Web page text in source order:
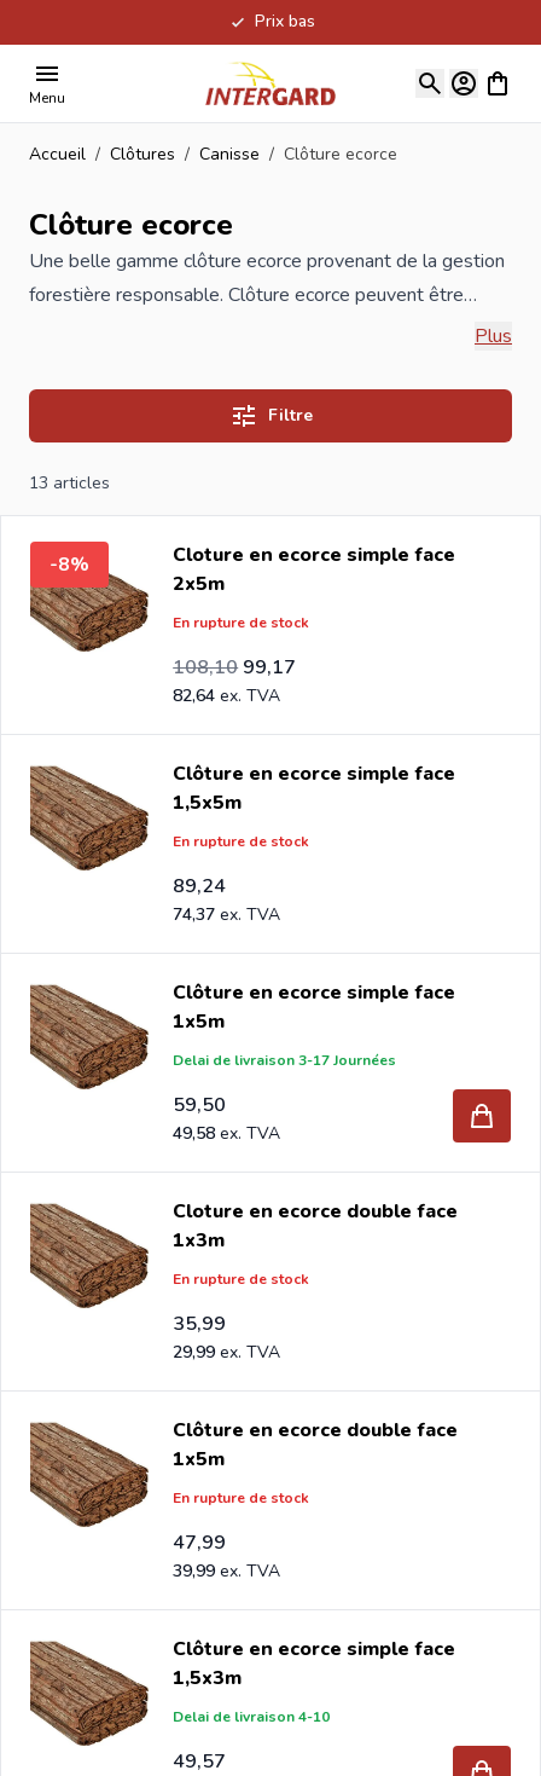
Prix bas
Menu
Voir
Accueil / Clôtures / Canisse / Clôture ecorce
Clôture ecorce
Une belle gamme clôture ecorce provenant de la gestion
forestière responsable. Clôture ecorce peuvent être
rapidement et facilement pour séparation naturelle du
Si vous commandez vos nouvelles clôtures ecorce chez
plus large gamme.
Si vous êtes grossiste et vous achetez desclôtures
ecorce par palette ou camion complet, envoyez votre
demande àinfo@intergard.euvous recevrez une offre
avec notre meilleur prix. Intergard est grossiste de
poteaux, L-equerres fixation et chapeaux
poteaux pour les magasins de bricolage et les jardineries
en Europe depuis 1997.
Plus
Filtre
13 articles
-8%
Cloture en ecorce simple face
2x5m
En rupture de stock
Prix Spécial99,17
82,64
Prix normal
108,10
90,08
Clôture en ecorce simple face
1,5x5m
En rupture de stock
89,24
74,37
Clôture en ecorce simple face
1x5m
Delai de livraison 3-17 Journées
59,50
49,58
Cloture en ecorce double face
1x3m
En rupture de stock
35,99
29,99
Clôture en ecorce double face
1x5m
En rupture de stock
47,99
39,99
Clôture en ecorce simple face
1,5x3m
Delai de livraison 4-10
49,57